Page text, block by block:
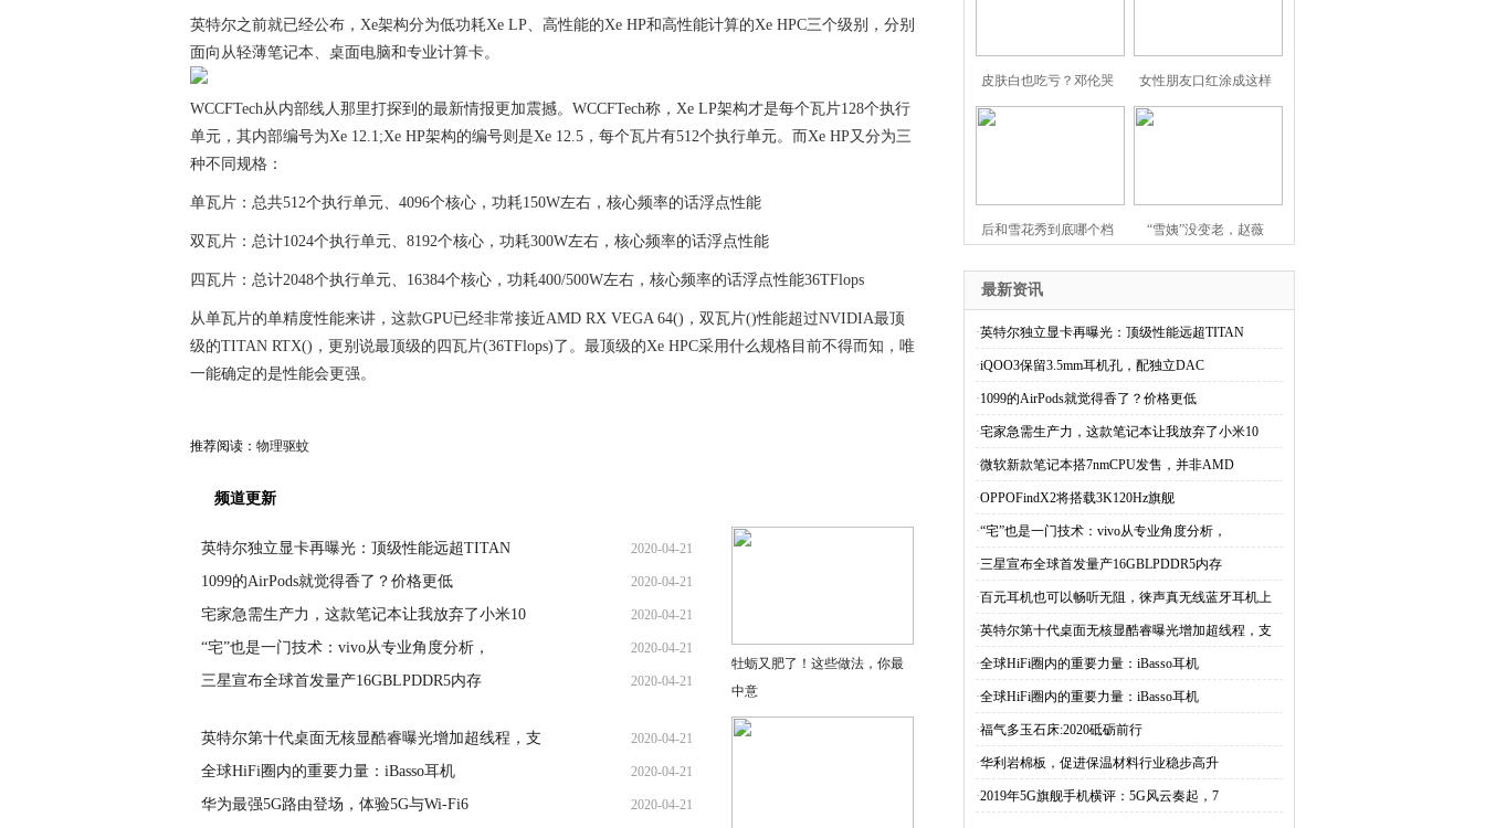
英特尔之前就已经公布，Xe架构分为低功耗Xe LP、高性能的Xe HP和高性能计算的Xe HPC三个级别，分别
面向从轻薄笔记本、桌面电脑和专业计算卡。
WCCFTech从内部线人那里打探到的最新情报更加震撼。WCCFTech称，Xe LP架构才是每个瓦片128个执行
单元，其内部编号为Xe 12.1;Xe HP架构的编号则是Xe 12.5，每个瓦片有512个执行单元。而Xe HP又分为三
种不同规格：
单瓦片：总共512个执行单元、4096个核心，功耗150W左右，核心频率的话浮点性能
双瓦片：总计1024个执行单元、8192个核心，功耗300W左右，核心频率的话浮点性能
四瓦片：总计2048个执行单元、16384个核心，功耗400/500W左右，核心频率的话浮点性能36TFlops
从单瓦片的单精度性能来讲，这款GPU已经非常接近AMD RX VEGA 64()，双瓦片()性能超过NVIDIA最顶
级的TITAN RTX()，更别说最顶级的四瓦片(36TFlops)了。最顶级的Xe HPC采用什么规格目前不得而知，唯
一能确定的是性能会更强。
推荐阅读： 物理驱蚊
频道更新
英特尔独立显卡再曝光：顶级性能远超TITAN 2020-04-21
1099的AirPods就觉得香了？价格更低 2020-04-21
宅家急需生产力，这款笔记本让我放弃了小米10 2020-04-21
“宅”也是一门技术：vivo从专业角度分析， 2020-04-21
三星宣布全球首发量产16GBLPDDR5内存 2020-04-21
英特尔第十代桌面无核显酷睿曝光增加超线程，支 2020-04-21
全球HiFi圈内的重要力量：iBasso耳机 2020-04-21
华为最强5G路由登场，体验5G与Wi-Fi6 2020-04-21
牡蛎又肥了！这些做法，你最
中意
皮肤白也吃亏？邓伦哭 女性朋友口红涂成这样
后和雪花秀到底哪个档 “雪姨”没变老，赵薇
最新资讯
·英特尔独立显卡再曝光：顶级性能远超TITAN
·iQOO3保留3.5mm耳机孔，配独立DAC
·1099的AirPods就觉得香了？价格更低
·宅家急需生产力，这款笔记本让我放弃了小米10
·微软新款笔记本搭7nmCPU发售，并非AMD
·OPPOFindX2将搭载3K120Hz旗舰
·“宅”也是一门技术：vivo从专业角度分析，
·三星宣布全球首发量产16GBLPDDR5内存
·百元耳机也可以畅听无阻，徕声真无线蓝牙耳机上
·英特尔第十代桌面无核显酷睿曝光增加超线程，支
·全球HiFi圈内的重要力量：iBasso耳机
·全球HiFi圈内的重要力量：iBasso耳机
·福气多玉石床:2020砥砺前行
·华利岩棉板，促进保温材料行业稳步高升
·2019年5G旗舰手机横评：5G风云奏起，7